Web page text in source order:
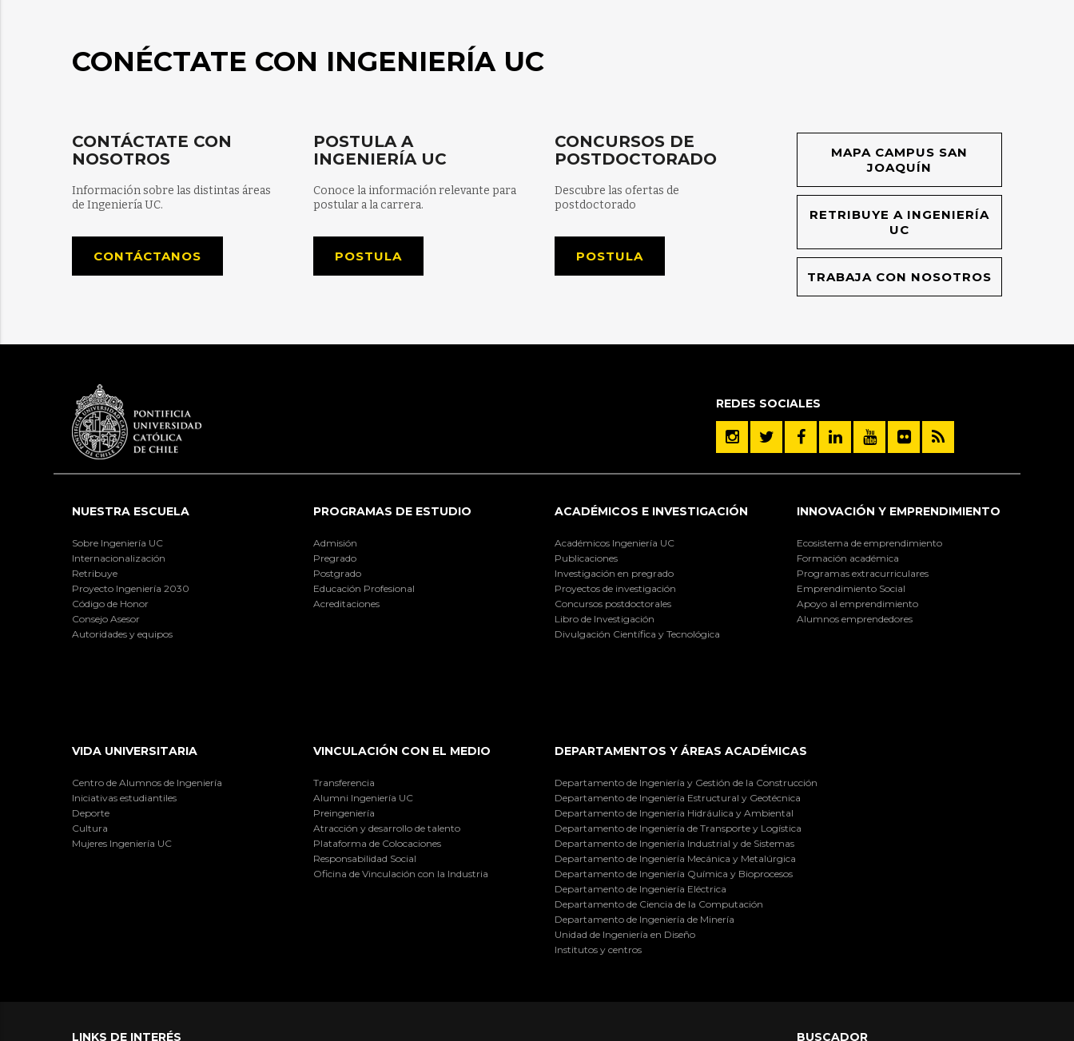
CONÉCTATE CON INGENIERÍA UC
CONTÁCTATE CON
NOSOTROS
Información sobre las distintas áreas
de Ingeniería UC.
CONTÁCTANOS
POSTULA A
INGENIERÍA UC
Conoce la información relevante para
postular a la carrera.
POSTULA
CONCURSOS DE
POSTDOCTORADO
Descubre las ofertas de
postdoctorado
POSTULA
MAPA CAMPUS SAN
JOAQUÍN
RETRIBUYE A INGENIERÍA
UC
TRABAJA CON NOSOTROS
REDES SOCIALES
NUESTRA ESCUELA
Sobre Ingeniería UC
Internacionalización
Retribuye
Proyecto Ingeniería 2030
Código de Honor
Consejo Asesor
Autoridades y equipos
PROGRAMAS DE ESTUDIO
Admisión
Pregrado
Postgrado
Educación Profesional
Acreditaciones
ACADÉMICOS E INVESTIGACIÓN
Académicos Ingeniería UC
Publicaciones
Investigación en pregrado
Proyectos de investigación
Concursos postdoctorales
Libro de Investigación
Divulgación Científica y Tecnológica
INNOVACIÓN Y EMPRENDIMIENTO
Ecosistema de emprendimiento
Formación académica
Programas extracurriculares
Emprendimiento Social
Apoyo al emprendimiento
Alumnos emprendedores
VIDA UNIVERSITARIA
Centro de Alumnos de Ingeniería
Iniciativas estudiantiles
Deporte
Cultura
Mujeres Ingeniería UC
VINCULACIÓN CON EL MEDIO
Transferencia
Alumni Ingeniería UC
Preingeniería
Atracción y desarrollo de talento
Plataforma de Colocaciones
Responsabilidad Social
Oficina de Vinculación con la Industria
DEPARTAMENTOS Y ÁREAS ACADÉMICAS
Departamento de Ingeniería y Gestión de la Construcción
Departamento de Ingeniería Estructural y Geotécnica
Departamento de Ingeniería Hidráulica y Ambiental
Departamento de Ingeniería de Transporte y Logística
Departamento de Ingeniería Industrial y de Sistemas
Departamento de Ingeniería Mecánica y Metalúrgica
Departamento de Ingeniería Química y Bioprocesos
Departamento de Ingeniería Eléctrica
Departamento de Ciencia de la Computación
Departamento de Ingeniería de Minería
Unidad de Ingeniería en Diseño
Institutos y centros
LINKS DE INTERÉS BUSCADOR